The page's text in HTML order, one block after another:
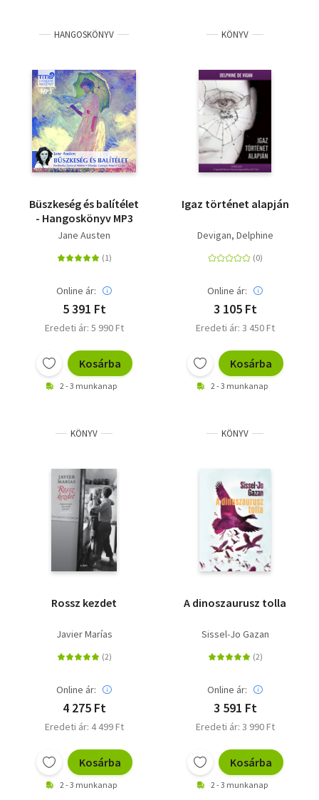
HANGOSKÖNYV
Büszkeség és balítélet
- Hangoskönyv MP3
Jane Austen
Online ár:
5 391 Ft
Eredeti ár: 5 990 Ft
Kosárba
2 - 3 munkanap
KÖNYV
Igaz történet alapján
Devigan, Delphine
Online ár:
3 105 Ft
Eredeti ár: 3 450 Ft
Kosárba
2 - 3 munkanap
KÖNYV
Rossz kezdet
Javier Marías
Online ár:
4 275 Ft
Eredeti ár: 4 499 Ft
Kosárba
2 - 3 munkanap
KÖNYV
A dinoszaurusz tolla
Sissel-Jo Gazan
Online ár:
3 591 Ft
Eredeti ár: 3 990 Ft
Kosárba
2 - 3 munkanap